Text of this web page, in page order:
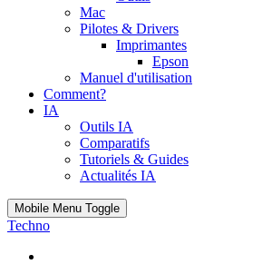
Mac
Pilotes & Drivers
Imprimantes
Epson
Manuel d'utilisation
Comment?
IA
Outils IA
Comparatifs
Tutoriels & Guides
Actualités IA
Mobile Menu Toggle
Techno